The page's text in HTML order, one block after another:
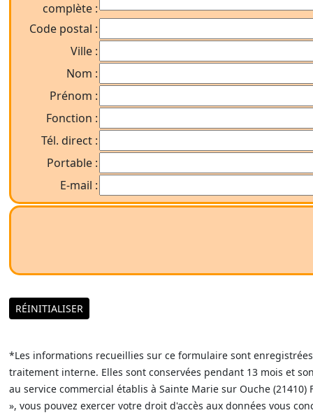
complète :
Code postal :
Ville :
Nom :
Prénom :
Fonction :
Tél. direct :
Portable :
E-mail :
RÉINITIALISER
*Les informations recueillies sur ce formulaire sont
traitement interne. Elles sont conservées pendant 13 mois et
au service commercial établis à Sainte Marie sur Ouche
», vous pouvez exercer votre droit d'accès aux données vous